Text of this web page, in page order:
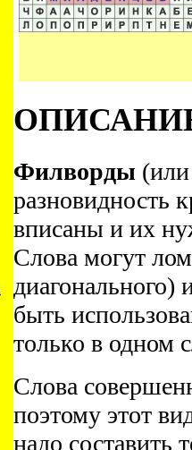
Филворды
разновидность
вписаны и их
Слова могут
диагонального)
быть
только в одном
Слова
поэтому этот
надо составить